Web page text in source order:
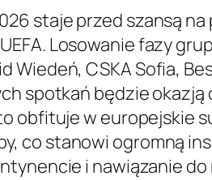
staje przed szansą
Losowanie fazy
Wiedeń, CSKA Sofia,
spotkań będzie
obfituje w europejskie
co stanowi ogromną
i nawiązanie